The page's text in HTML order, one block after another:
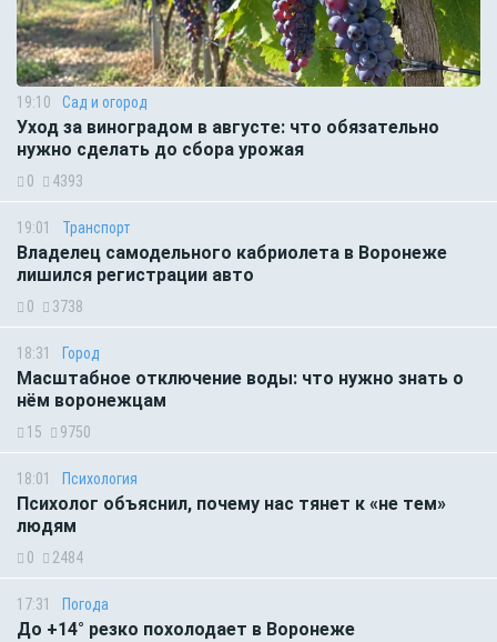
19:10 Сад и огород
Уход за виноградом в августе: что обязательно
нужно сделать до сбора урожая
0 4393
19:01 Транспорт
Владелец самодельного кабриолета в Воронеже
лишился регистрации авто
0 3738
18:31 Город
Масштабное отключение воды: что нужно знать о
нём воронежцам
15 9750
18:01 Психология
Психолог объяснил, почему нас тянет к «не тем»
людям
0 2484
17:31 Погода
До +14° резко похолодает в Воронеже